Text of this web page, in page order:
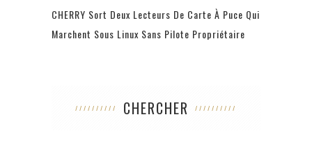
CHERRY Sort Deux Lecteurs De Carte À Puce Qui
Marchent Sous Linux Sans Pilote Propriétaire
CHERCHER